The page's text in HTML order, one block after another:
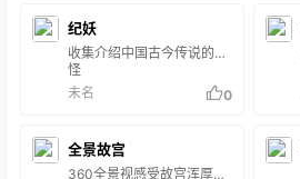
纪妖
收集介绍中国古今传说的妖
怪
未名
0
全景故宫
360全景视感受故宫浑厚的